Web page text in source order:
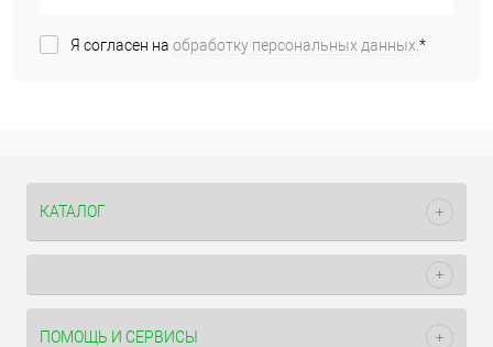
Я согласен на обработку персональных данных.*
КАТАЛОГ
ПОМОЩЬ И СЕРВИСЫ